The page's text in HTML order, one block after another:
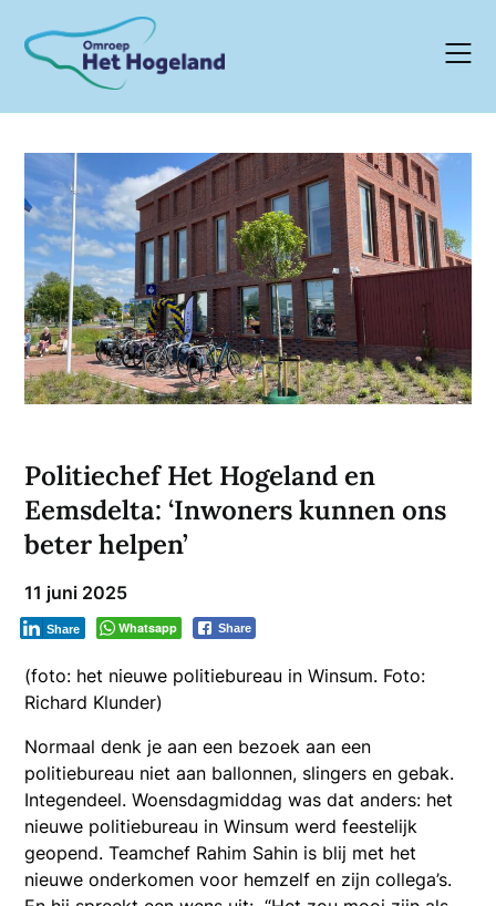
content
Politiechef Het Hogeland en
Eemsdelta: ‘Inwoners kunnen ons
beter helpen’
11 juni 2025
Whatsapp Share
Share
(foto: het nieuwe politiebureau in Winsum. Foto:
Richard Klunder)
Normaal denk je aan een bezoek aan een
politiebureau niet aan ballonnen, slingers en gebak.
Integendeel. Woensdagmiddag was dat anders: het
nieuwe politiebureau in Winsum werd feestelijk
geopend. Teamchef Rahim Sahin is blij met het
nieuwe onderkomen voor hemzelf en zijn collega’s.